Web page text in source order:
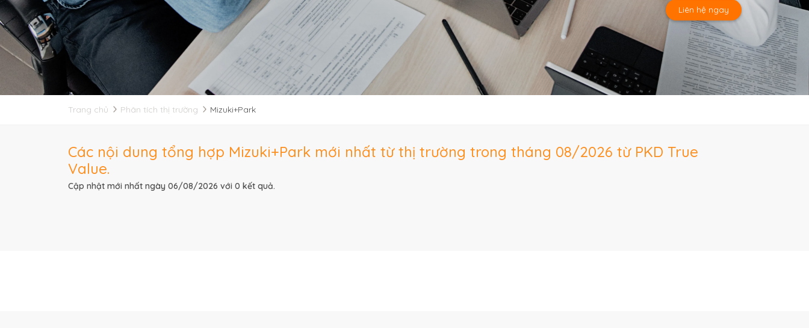
Liên hệ ngay
Trang chủ Phân tích thị trường Mizuki+Park
Các nội dung tổng hợp Mizuki+Park mới nhất từ thị trường trong tháng 08/2026 từ PKD True
Value.
Cập nhật mới nhất ngày 06/08/2026 với 0 kết quả.